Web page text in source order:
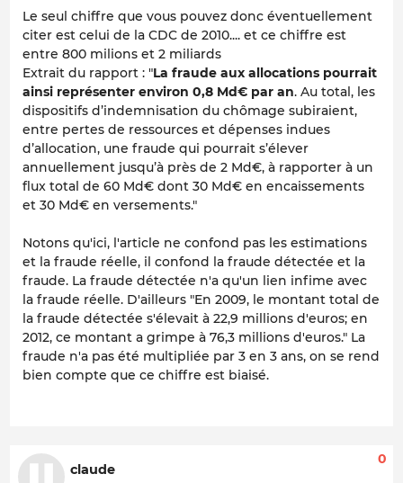
Le seul chiffre que vous pouvez donc éventuellement
citer est celui de la CDC de 2010.... et ce chiffre est
entre 800 milions et 2 miliards
Extrait du rapport : "La fraude aux allocations pourrait
ainsi représenter environ 0,8 Md€ par an. Au total, les
dispositifs d’indemnisation du chômage subiraient,
entre pertes de ressources et dépenses indues
d’allocation, une fraude qui pourrait s’élever
annuellement jusqu’à près de 2 Md€, à rapporter à un
flux total de 60 Md€ dont 30 Md€ en encaissements
et 30 Md€ en versements."
Notons qu'ici, l'article ne confond pas les estimations
et la fraude réelle, il confond la fraude détectée et la
fraude. La fraude détectée n'a qu'un lien infime avec
la fraude réelle. D'ailleurs "En 2009, le montant total de
la fraude détectée s'élevait à 22,9 millions d'euros; en
2012, ce montant a grimpe à 76,3 millions d'euros." La
fraude n'a pas été multipliée par 3 en 3 ans, on se rend
bien compte que ce chiffre est biaisé.
claude
0